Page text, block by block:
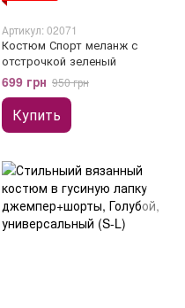
Артикул: 02071
Костюм Спорт меланж с
отстрочкой зеленый
699 грн 950 грн
Купить